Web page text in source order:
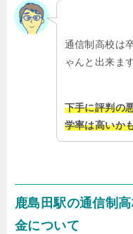
通信制高校は
ゃんと出来ます
下手に評判の
学率は高いか
鹿島田駅の通信制
金について